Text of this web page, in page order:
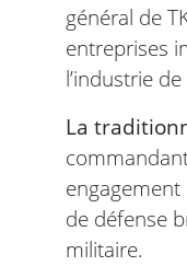
général de
entreprises
l’industrie
La
de défense
militaire.